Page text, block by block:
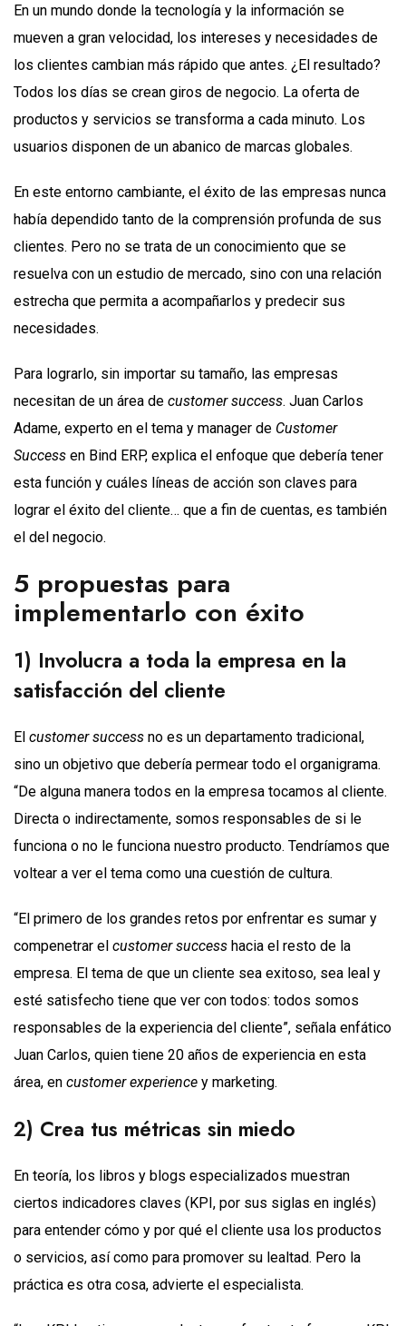
En un mundo donde la tecnología y la información se
mueven a gran velocidad, los intereses y necesidades de
los clientes cambian más rápido que antes. ¿El resultado?
Todos los días se crean giros de negocio. La oferta de
productos y servicios se transforma a cada minuto. Los
usuarios disponen de un abanico de marcas globales.
En este entorno cambiante, el éxito de las empresas nunca
había dependido tanto de la comprensión profunda de sus
clientes. Pero no se trata de un conocimiento que se
resuelva con un estudio de mercado, sino con una relación
estrecha que permita a acompañarlos y predecir sus
necesidades.
Para lograrlo, sin importar su tamaño, las empresas
necesitan de un área de customer success. Juan Carlos
Adame, experto en el tema y manager de Customer
Success en Bind ERP, explica el enfoque que debería tener
esta función y cuáles líneas de acción son claves para
lograr el éxito del cliente… que a fin de cuentas, es también
el del negocio.
5 propuestas para
implementarlo con éxito
1) Involucra a toda la empresa en la
satisfacción del cliente
El customer success no es un departamento tradicional,
sino un objetivo que debería permear todo el organigrama.
“De alguna manera todos en la empresa tocamos al cliente.
Directa o indirectamente, somos responsables de si le
funciona o no le funciona nuestro producto. Tendríamos que
voltear a ver el tema como una cuestión de cultura.
“El primero de los grandes retos por enfrentar es sumar y
compenetrar el customer success hacia el resto de la
empresa. El tema de que un cliente sea exitoso, sea leal y
esté satisfecho tiene que ver con todos: todos somos
responsables de la experiencia del cliente”, señala enfático
Juan Carlos, quien tiene 20 años de experiencia en esta
área, en customer experience y marketing.
2) Crea tus métricas sin miedo
En teoría, los libros y blogs especializados muestran
ciertos indicadores claves (KPI, por sus siglas en inglés)
para entender cómo y por qué el cliente usa los productos
o servicios, así como para promover su lealtad. Pero la
práctica es otra cosa, advierte el especialista.